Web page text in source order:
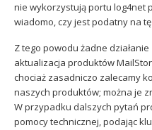
nie wykorzystują portu log4net
wiadomo, czy jest podatny na
Z tego powodu żadne
aktualizacja produktów
chociaż zasadniczo zalecamy
naszych produktów; można je
W przypadku dalszych pytań
pomocy technicznej, podając